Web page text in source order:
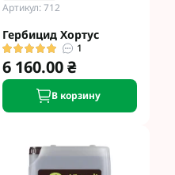
Артикул: 712
Гербицид Хортус
1
6 160.00 ₴
В корзину